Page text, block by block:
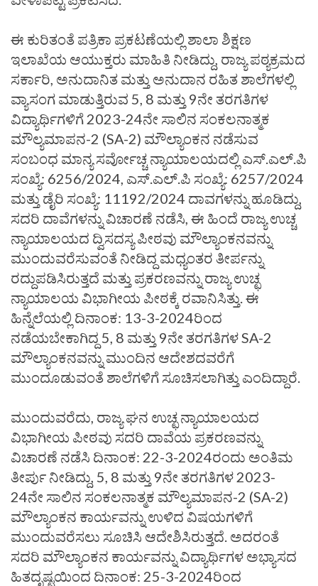
ಈ ಕುರಿತಂತೆ ಪತ್ರಿಕಾ ಪ್ರಕಟಣೆಯಲ್ಲಿ ಶಾಲಾ ಶಿಕ್ಷಣ
ಇಲಾಖೆಯ ಆಯುಕ್ತರು ಮಾಹಿತಿ ನೀಡಿದ್ದು, ರಾಜ್ಯ ಪಠ್ಯಕ್ರಮದ
ಸರ್ಕಾರಿ, ಅನುದಾನಿತ ಮತ್ತು ಅನುದಾನ ರಹಿತ ಶಾಲೆಗಳಲ್ಲಿ
ವ್ಯಾಸಂಗ ಮಾಡುತ್ತಿರುವ 5, 8 ಮತ್ತು 9ನೇ ತರಗತಿಗಳ
ವಿದ್ಯಾರ್ಥಿಗಳಿಗೆ 2023-24ನೇ ಸಾಲಿನ ಸಂಕಲನಾತ್ಮಕ
ಮೌಲ್ಯಮಾಪನ-2 (SA-2) ಮೌಲ್ಯಾಂಕನ ನಡೆಸುವ
ಸಂಬಂಧ ಮಾನ್ಯ ಸರ್ವೋಚ್ಚ ನ್ಯಾಯಾಲಯದಲ್ಲಿ ಎಸ್.ಎಲ್.ಪಿ
ಸಂಖ್ಯೆ: 6256/2024, ಎಸ್.ಎಲ್.ಪಿ ಸಂಖ್ಯೆ: 6257/2024
ಮತ್ತು ಡೈರಿ ಸಂಖ್ಯೆ: 11192/2024 ದಾವಗಳನ್ನು ಹೂಡಿದ್ದು,
ಸದರಿ ದಾವೆಗಳನ್ನು ವಿಚಾರಣೆ ನಡೆಸಿ, ಈ ಹಿಂದೆ ರಾಜ್ಯ ಉಚ್ಚ
ನ್ಯಾಯಾಲಯದ ದ್ವಿಸದಸ್ಯ ಪೀಠವು ಮೌಲ್ಯಾಂಕನವನ್ನು
ಮುಂದುವರೆಸುವಂತೆ ನೀಡಿದ್ದ ಮಧ್ಯಂತರ ತೀರ್ಪನ್ನು
ರದ್ದುಪಡಿಸಿರುತ್ತದೆ ಮತ್ತು ಪ್ರಕರಣವನ್ನು ರಾಜ್ಯ ಉಚ್ಛ
ನ್ಯಾಯಾಲಯ ವಿಭಾಗೀಯ ಪೀಠಕ್ಕೆ ರವಾನಿಸಿತ್ತು. ಈ
ಹಿನ್ನೆಲೆಯಲ್ಲಿ ದಿನಾಂಕ: 13-3-2024ರಿಂದ
ನಡೆಯಬೇಕಾಗಿದ್ದ 5, 8 ಮತ್ತು 9ನೇ ತರಗತಿಗಳ SA-2
ಮೌಲ್ಯಾಂಕನವನ್ನು ಮುಂದಿನ ಆದೇಶದವರೆಗೆ
ಮುಂದೂಡುವಂತೆ ಶಾಲೆಗಳಿಗೆ ಸೂಚಿಸಲಾಗಿತ್ತು ಎಂದಿದ್ದಾರೆ.
ಮುಂದುವರೆದು, ರಾಜ್ಯ ಘನ ಉಚ್ಛ ನ್ಯಾಯಾಲಯದ
ವಿಭಾಗೀಯ ಪೀಠವು ಸದರಿ ದಾವೆಯ ಪ್ರಕರಣವನ್ನು
ವಿಚಾರಣೆ ನಡೆಸಿ ದಿನಾಂಕ: 22-3-2024ರಂದು ಅಂತಿಮ
ತೀರ್ಪು ನೀಡಿದ್ದು, 5, 8 ಮತ್ತು 9ನೇ ತರಗತಿಗಳ 2023-
24ನೇ ಸಾಲಿನ ಸಂಕಲನಾತ್ಮಕ ಮೌಲ್ಯಮಾಪನ-2 (SA-2)
ಮೌಲ್ಯಾಂಕನ ಕಾರ್ಯವನ್ನು ಉಳಿದ ವಿಷಯಗಳಿಗೆ
ಮುಂದುವರೆಸಲು ಸೂಚಿಸಿ ಆದೇಶಿಸಿರುತ್ತದೆ. ಅದರಂತೆ
ಸದರಿ ಮೌಲ್ಯಾಂಕನ ಕಾರ್ಯವನ್ನು ವಿದ್ಯಾರ್ಥಿಗಳ ಅಭ್ಯಾಸದ
ಹಿತದೃಷ್ಟಯಿಂದ ದಿನಾಂಕ: 25-3-2024ರಿಂದ